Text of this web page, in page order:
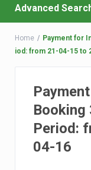
Advanced
Home
Payment for
iod: from 21-04-15 to
Booking
Period:
04-16